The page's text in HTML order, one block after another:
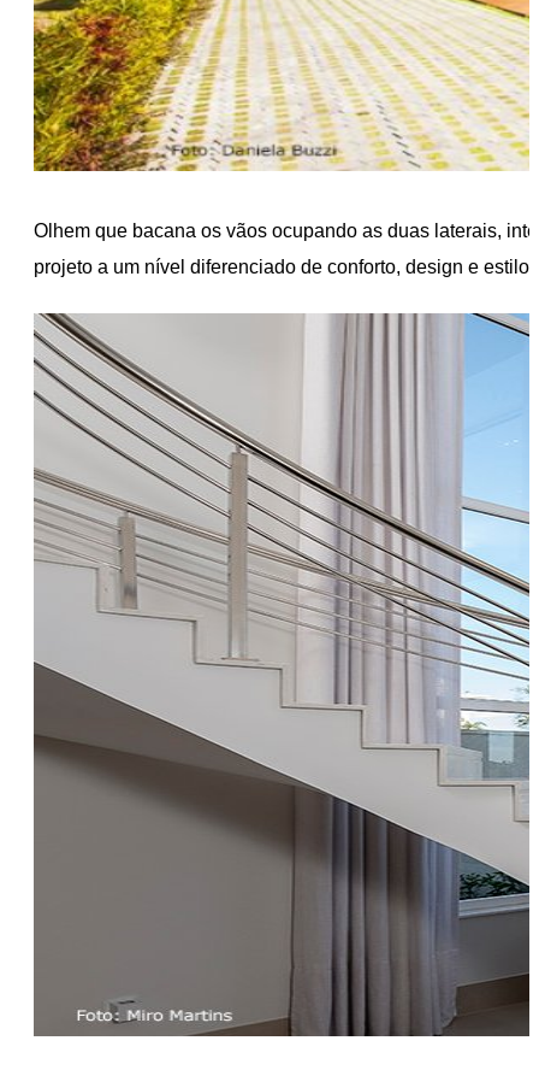
Olhem que bacana os vãos ocupando as duas laterais,
projeto a um nível diferenciado de conforto, design e